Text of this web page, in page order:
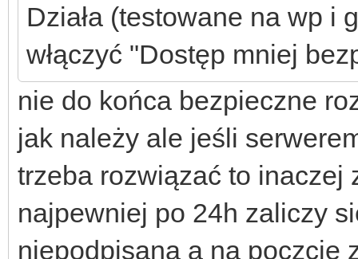
Działa (testowane na wp i
włączyć "Dostęp mniej
nie do końca bezpieczne
jak należy ale jeśli
trzeba rozwiązać to inaczej
najpewniej po 24h zaliczy
niepodpisaną a na poczcie